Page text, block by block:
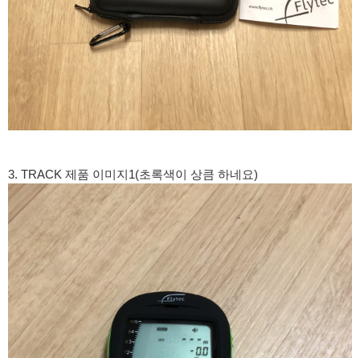
3. TRACK 제품 이미지1(초록색이 상큼 하네요)